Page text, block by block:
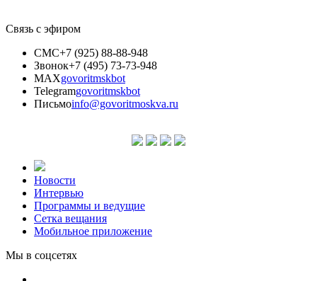
Связь с эфиром
СМС+7 (925) 88-88-948
Звонок+7 (495) 73-73-948
MAXgovoritmskbot
Telegramgovoritmskbot
Письмоinfo@govoritmoskva.ru
Новости
Интервью
Программы и ведущие
Сетка вещания
Мобильное приложение
Мы в соцсетях